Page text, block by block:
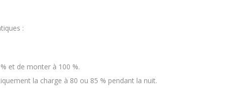
:
et de monter à 100 %.
la charge à 80 ou 85 % pendant la nuit.